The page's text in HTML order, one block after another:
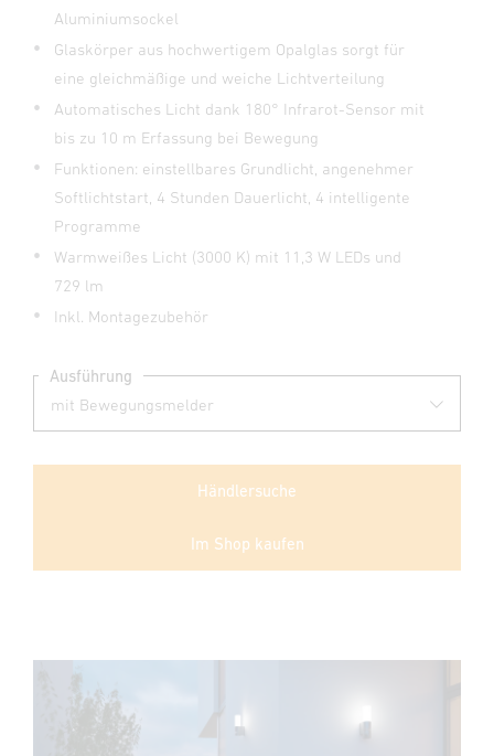
Aluminiumsockel
Glaskörper aus hochwertigem Opalglas sorgt für
eine gleichmäßige und weiche Lichtverteilung
Automatisches Licht dank 180° Infrarot-Sensor mit
bis zu 10 m Erfassung bei Bewegung
Funktionen: einstellbares Grundlicht, angenehmer
Softlichtstart, 4 Stunden Dauerlicht, 4 intelligente
Programme
Warmweißes Licht (3000 K) mit 11,3 W LEDs und
729 lm
Inkl. Montagezubehör
Ausführung
Händlersuche
Im Shop kaufen